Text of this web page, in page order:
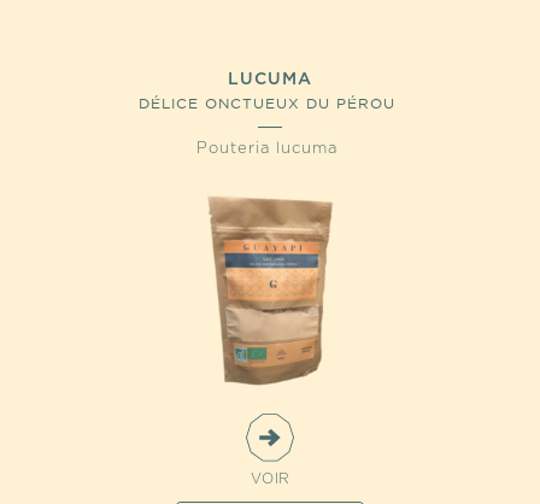
LUCUMA
DÉLICE ONCTUEUX DU PÉROU
Pouteria lucuma
VOIR